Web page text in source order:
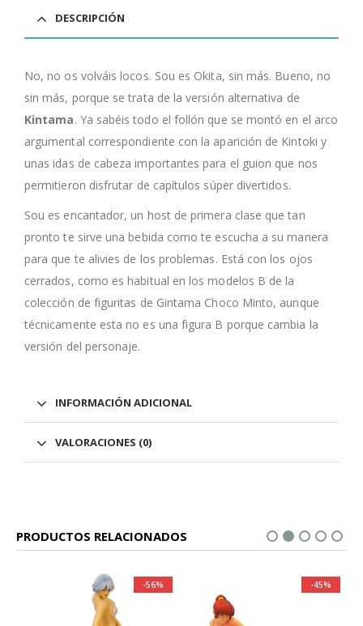
DESCRIPCIÓN
No, no os volváis locos. Sou es Okita, sin más. Bueno, no
sin más, porque se trata de la versión alternativa de
Kintama. Ya sabéis todo el follón que se montó en el arco
argumental correspondiente con la aparición de Kintoki y
unas idas de cabeza importantes para el guion que nos
permitieron disfrutar de capítulos súper divertidos.
Sou es encantador, un host de primera clase que tan
pronto te sirve una bebida como te escucha a su manera
para que te alivies de los problemas. Está con los ojos
cerrados, como es habitual en los modelos B de la
colección de figuritas de Gintama Choco Minto, aunque
técnicamente esta no es una figura B porque cambia la
versión del personaje.
INFORMACIÓN ADICIONAL
VALORACIONES (0)
PRODUCTOS RELACIONADOS
-56% -45%